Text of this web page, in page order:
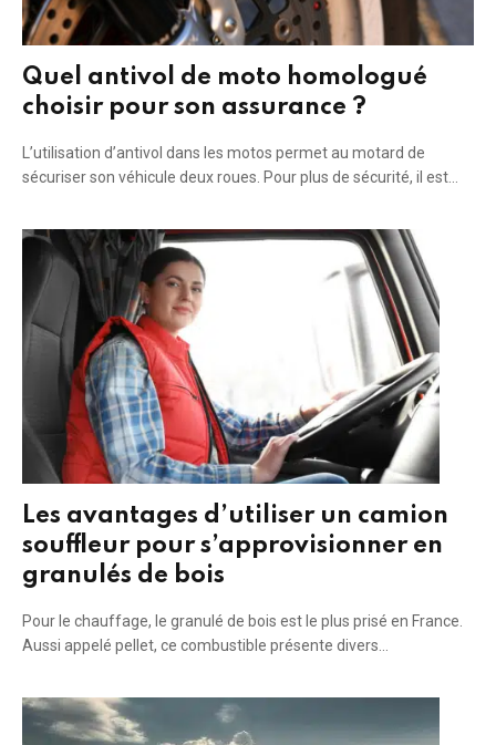
Quel antivol de moto homologué
choisir pour son assurance ?
L’utilisation d’antivol dans les motos permet au motard de
sécuriser son véhicule deux roues. Pour plus de sécurité, il est…
Les avantages d’utiliser un camion
souffleur pour s’approvisionner en
granulés de bois
Pour le chauffage, le granulé de bois est le plus prisé en France.
Aussi appelé pellet, ce combustible présente divers…